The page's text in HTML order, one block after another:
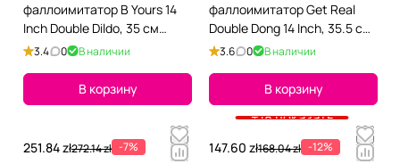
фаллоимитатор B Yours 14
Inch Double Dildo, 35 см
(фиолетовый)
3.4 0 В наличии
В корзину
фаллоимитатор Get Real
Double Dong 14 Inch, 35.5 см
(телесный)
3.6 0 В наличии
В корзину
251.84 zł272.14 zł -7%
+18 показать
147.60 zł168.04 zł -12%